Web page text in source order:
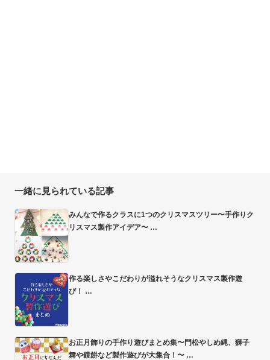
一緒に見られている記事
みんなで作るクラスに1つのクリスマスツリー〜手作りク
リスマス製作アイデア〜
作る楽しさやこだわりが溢れそうなクリスマス製作遊
び！
お正月飾りの手作り遊びまとめ集〜門松やしめ縄、獅子
舞や鏡餅など製作遊びが大集合！〜